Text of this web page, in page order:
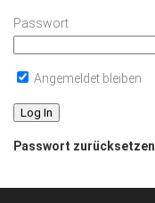
Passwort
Angemeldet bleiben
Passwort zurücksetzen